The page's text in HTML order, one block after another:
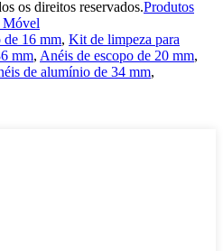
os direitos reservados.Produtos
de 16 mm, Kit de limpeza para
mm, Anéis de escopo de 20 mm,
de alumínio de 34 mm,